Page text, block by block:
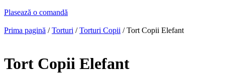
Plasează o comandă
Prima pagină /Torturi /Torturi Copii / Tort Copii Elefant
Tort Copii Elefant